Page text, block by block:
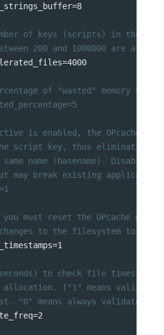
=8
of keys (scripts) in the
200 and 1000000 are
=4000
of "wasted" memory
is enabled, the OPcache
script key, thus eliminating
name (basename). Disabling
may break existing
you must reset the OPcache
to the filesystem to
=1
to check file
allocation. ("1" means validate
"0" means always validate)
=2